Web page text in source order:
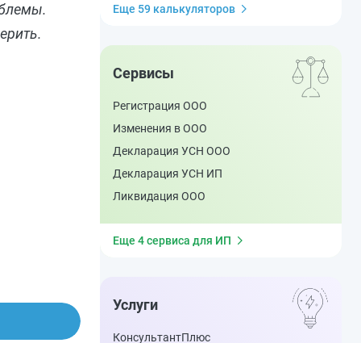
Еще 59 калькуляторов
Сервисы
Регистрация ООО
Изменения в ООО
Декларация УСН ООО
Декларация УСН ИП
Ликвидация ООО
Еще 4 сервиса для ИП
Услуги
КонсультантПлюс